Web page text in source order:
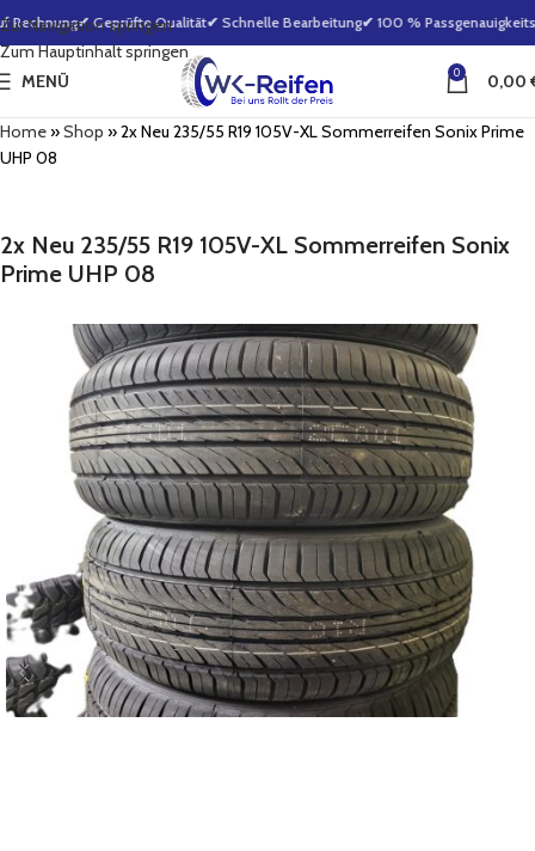
Zur Navigation springen
Zum Hauptinhalt springen
✔ Geprüfte Qualität✔ Schnelle Bearbeitung✔ 100 %
MENÜ 0 0,00
Home»Shop »2x Neu 235/55 R19 105V-XL Sommerreifen Sonix Prime
UHP 08
2x Neu 235/55 R19 105V-XL Sommerreifen Sonix
Prime UHP 08